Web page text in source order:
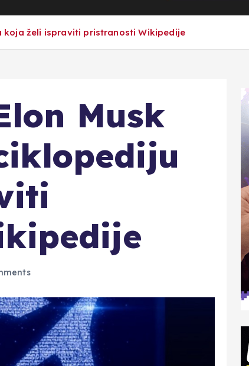
koja želi ispraviti pristranosti Wikipedije
Musk